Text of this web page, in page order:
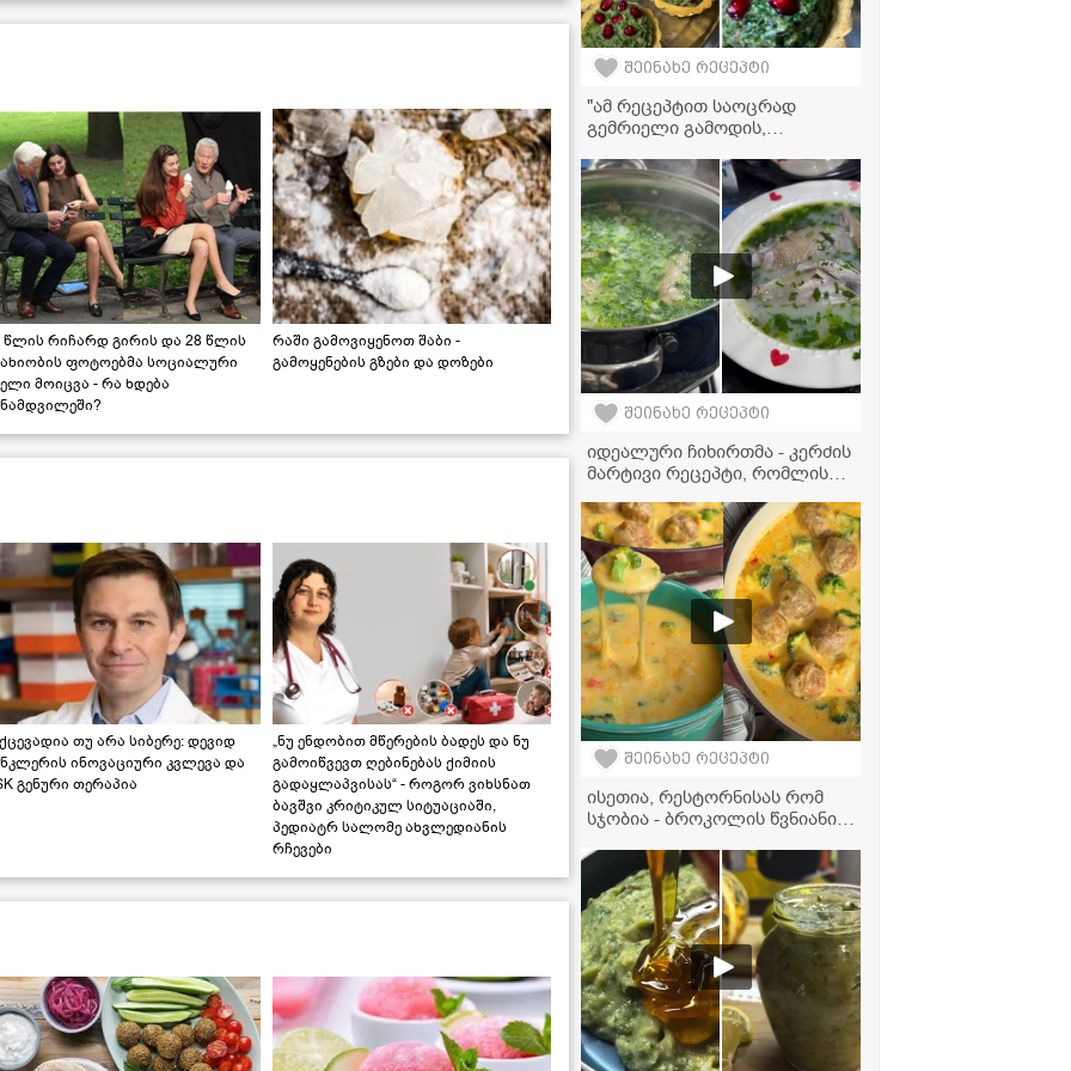
წლის რიჩარდ გირის და 28 წლის
ფოტოებმა სოციალური
მოიცვა - რა ხდება
რაში გამოვიყენოთ შაბი -
გამოყენების გზები და დოზები
თუ არა სიბერე: დევიდ
ინოვაციური კვლევა და
გენური თერაპია
„ნუ ენდობით მწერების ბადეს და ნუ
გამოიწვევთ ღებინებას ქიმიის
გადაყლაპვისას“ - როგორ ვიხსნათ
ბავშვი კრიტიკულ სიტუაციაში,
პედიატრ სალომე ახვლედიანის
რჩევები
შეინახე რეცეპტი
"ამ რეცეპტით საოცრად
გემრიელი გამოდის,
მომზადება!" - ისპანახის
მომზადება მჭადებთან ერთად
აეროგრილში
შეინახე რეცეპტი
იდეალური ჩიხირთმა - კერძის
მარტივი რეცეპტი, რომლის
შეძლებს!
შეინახე რეცეპტი
ისეთია, რესტორნისას რომ
სჯობია - ბროკოლის წვნიანი
ბავშვებსაც კი შეუყვარდებათ!